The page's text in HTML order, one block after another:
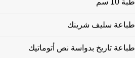
طبة 10 سم
طباعة سليف شرينك
طباعة تاريخ بدواسة نص أتوماتيك